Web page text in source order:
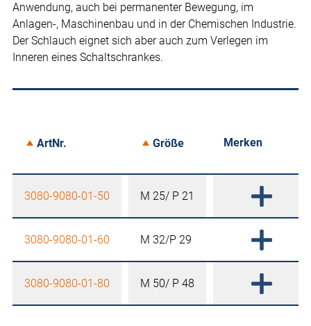
Anwendung, auch bei permanenter Bewegung, im
Anlagen-, Maschinenbau und in der Chemischen Industrie.
Der Schlauch eignet sich aber auch zum Verlegen im
Inneren eines Schaltschrankes.
ArtNr. Größe Merken
3080-9080-01-50 M 25/ P 21
3080-9080-01-60 M 32/P 29
3080-9080-01-80 M 50/ P 48